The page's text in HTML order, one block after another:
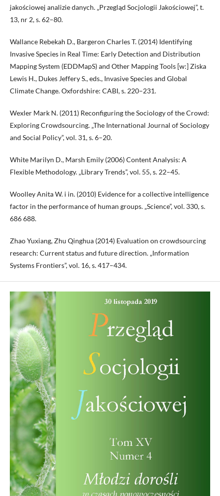
jakościowej analizie danych. „Przegląd Socjologii Jakościowej”, t.
13, nr 2, s. 62–80.
Wallance Rebekah D., Bargeron Charles T. (2014) Identifying
Invasive Species in Real Time: Early Detection and Distribution
Mapping System (EDDMapS) and Other Mapping Tools [w:] Ziska
Lewis H., Dukes Jeffery S., eds., Invasive Species and Global
Climate Change. Oxfordshire: CABI, s. 220–231.
Wexler Mark N. (2011) Reconfiguring the Sociology of the Crowd:
Exploring Crowdsourcing. „The International Journal of Sociology
and Social Policy”, vol. 31, s. 6–20.
White Marilyn D., Marsh Emily (2006) Content Analysis: A
Flexible Methodology. „Library Trends”, vol. 55, s. 22–45.
Woolley Anita W. i in. (2010) Evidence for a collective intelligence
factor in the performance of human groups. „Science”, vol. 330, s.
686 688.
Zhao Yuxiang, Zhu Qinghua (2014) Evaluation on crowdsourcing
research: Current status and future direction. „Information
Systems Frontiers”, vol. 16, s. 417–434.